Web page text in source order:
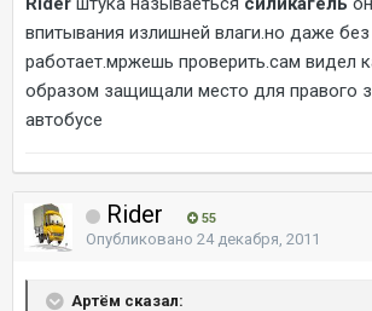
впитывания излишней влаги.но даже без
работает.мржешь проверить.сам видел
образом защищали место для правого
автобусе
Rider 55
Опубликовано 24 декабря, 2011
Артём сказал: